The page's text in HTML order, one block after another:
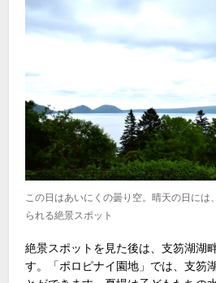
この日はあいにくの曇り空。晴天の日には
られる絶景スポット
絶景スポットを見た後は、支笏湖湖
す。「ポロピナイ園地」では、支笏